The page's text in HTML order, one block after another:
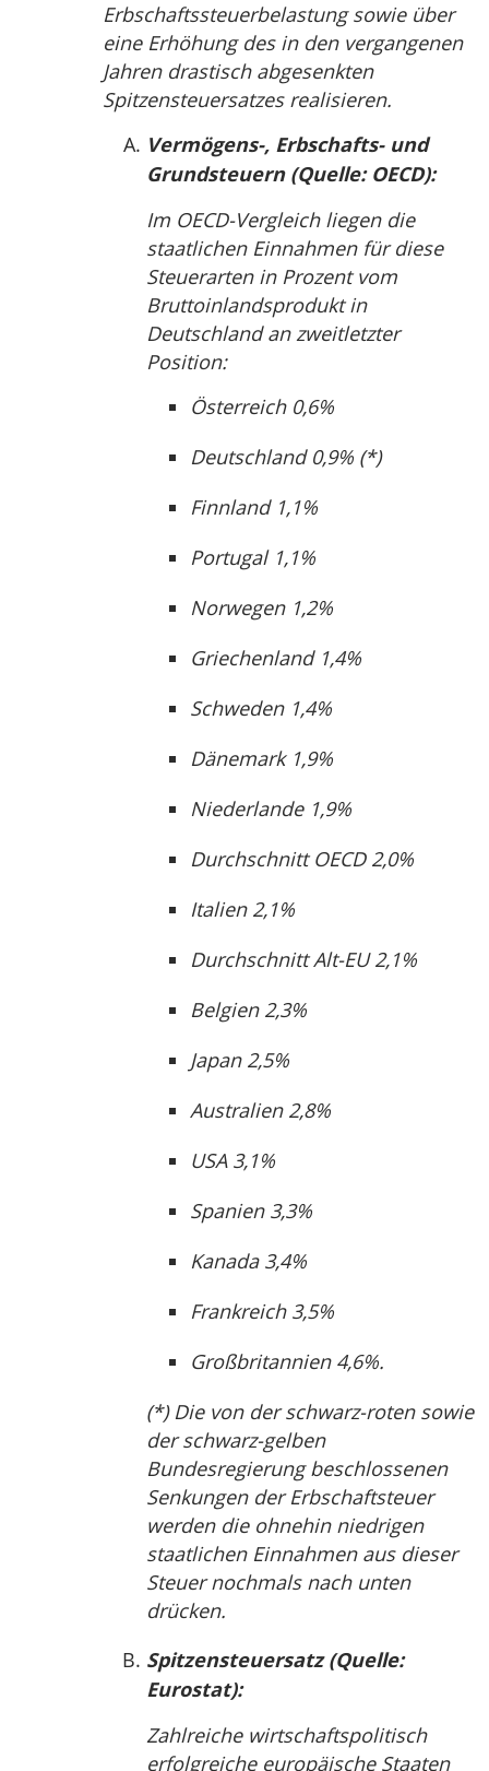
Erbschaftssteuerbelastung sowie über
eine Erhöhung des in den vergangenen
Jahren drastisch abgesenkten
Spitzensteuersatzes realisieren.
Vermögens-, Erbschafts- und
Grundsteuern (Quelle: OECD):
Im OECD-Vergleich liegen die
staatlichen Einnahmen für diese
Steuerarten in Prozent vom
Bruttoinlandsprodukt in
Deutschland an zweitletzter
Position:
Österreich 0,6%
Deutschland 0,9% (*)
Finnland 1,1%
Portugal 1,1%
Norwegen 1,2%
Griechenland 1,4%
Schweden 1,4%
Dänemark 1,9%
Niederlande 1,9%
Durchschnitt OECD 2,0%
Italien 2,1%
Durchschnitt Alt-EU 2,1%
Belgien 2,3%
Japan 2,5%
Australien 2,8%
USA 3,1%
Spanien 3,3%
Kanada 3,4%
Frankreich 3,5%
Großbritannien 4,6%.
(*) Die von der schwarz-roten sowie
der schwarz-gelben
Bundesregierung beschlossenen
Senkungen der Erbschaftsteuer
werden die ohnehin niedrigen
staatlichen Einnahmen aus dieser
Steuer nochmals nach unten
drücken.
Spitzensteuersatz (Quelle:
Eurostat):
Zahlreiche wirtschaftspolitisch
erfolgreiche europäische Staaten